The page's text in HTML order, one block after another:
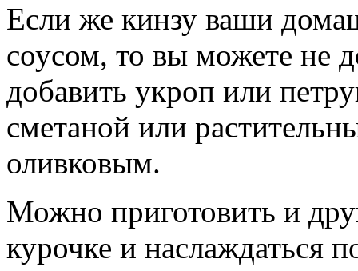
Если же кинзу ваши
соусом, то вы можете не
добавить укроп или
сметаной или
оливковым.
Можно приготовить и
курочке и наслаждаться